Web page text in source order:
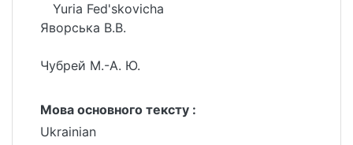
Yuria Fed'skovicha
Яворська В.В.
Чубрей М.-А. Ю.
Мова основного тексту :
Ukrainian